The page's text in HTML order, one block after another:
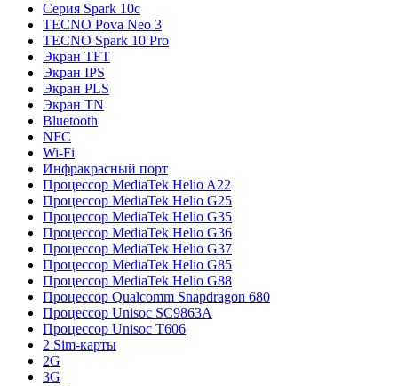
Серия Spark 10c
TECNO Pova Neo 3
TECNO Spark 10 Pro
Экран TFT
Экран IPS
Экран PLS
Экран TN
Bluetooth
NFC
Wi-Fi
Инфракрасный порт
Процессор MediaTek Helio A22
Процессор MediaTek Helio G25
Процессор MediaTek Helio G35
Процессор MediaTek Helio G36
Процессор MediaTek Helio G37
Процессор MediaTek Helio G85
Процессор MediaTek Helio G88
Процессор Qualcomm Snapdragon 680
Процессор Unisoc SC9863A
Процессор Unisoc T606
2 Sim-карты
2G
3G